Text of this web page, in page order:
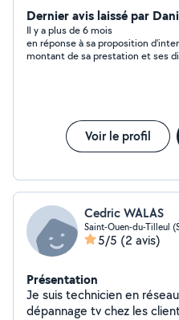
Dernier avis laissé par
Il y a plus de 6 mois
en réponse à sa proposition
montant de sa prestation et ses
Voir le profil
Cedric WALAS
Saint-Ouen-du-Tilleul
5/5 (2 avis)
Présentation
Je suis technicien en réseau électricité , je fais du
dépannage tv chez les clients et des petits de travaux